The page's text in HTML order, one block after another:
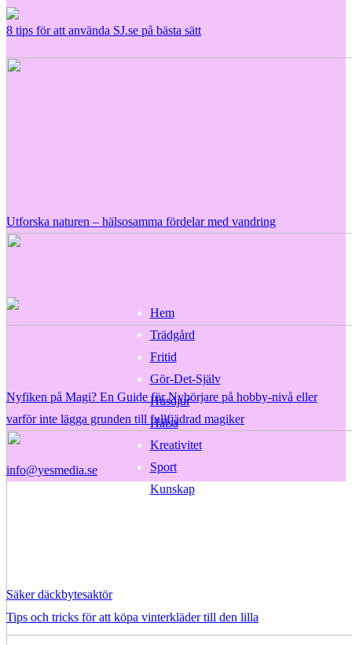
8 tips för att använda SJ.se på bästa sätt
Utforska naturen – hälsosamma fördelar med vandring
Nyfiken på Magi? En Guide för Nybörjare på hobby-nivå eller
varför inte lägga grunden till fullfjädrad magiker
Säker däckbytesaktör
Tips och tricks för att köpa vinterkläder till den lilla
Hem
Trädgård
Fritid
Gör-Det-Själv
Husdjur
Hälsa
Kreativitet
Sport
Kunskap
info@yesmedia.se